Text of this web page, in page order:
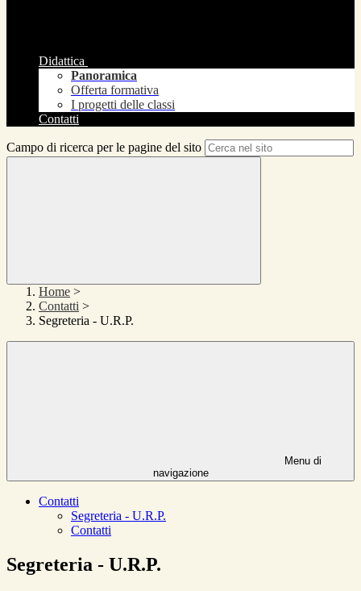
Didattica
Panoramica
Offerta formativa
I progetti delle classi
Contatti
Campo di ricerca per le pagine del sito
Home >
Contatti >
Segreteria - U.R.P.
Menu di
navigazione
Contatti
Segreteria - U.R.P.
Contatti
Segreteria - U.R.P.